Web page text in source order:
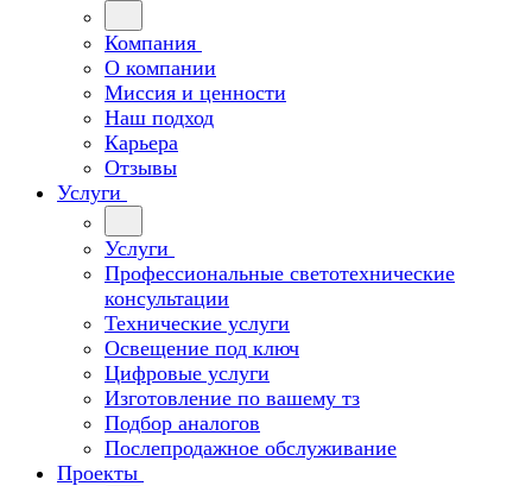
Компания
О компании
Миссия и ценности
Наш подход
Карьера
Отзывы
Услуги
Услуги
Профессиональные светотехнические
консультации
Технические услуги
Освещение под ключ
Цифровые услуги
Изготовление по вашему тз
Подбор аналогов
Послепродажное обслуживание
Проекты